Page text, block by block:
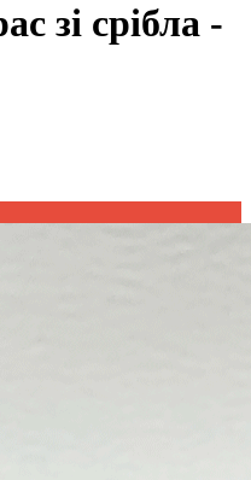
зі срібла -